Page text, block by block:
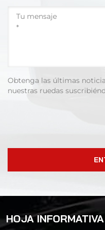
Obtenga las últimas
nuestras ruedas
HOJA INFORMATIVA